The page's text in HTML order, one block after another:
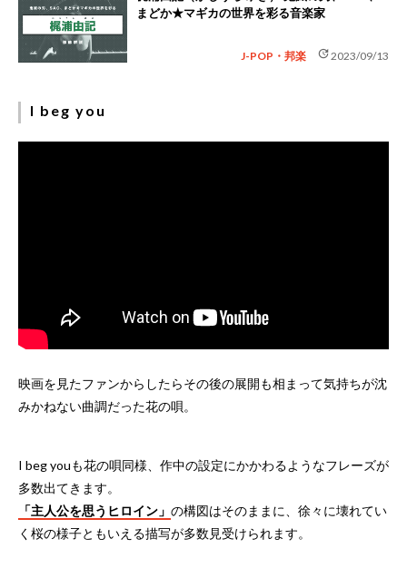
まどか★マギカの世界を彩る音楽家
J-POP・邦楽 update2023/09/13
I beg you
映画を見たファンからしたらその後の展開も相まって気持ちが沈
みかねない曲調だった花の唄。
I beg youも花の唄同様、作中の設定にかかわるようなフレーズが
多数出てきます。
「主人公を思うヒロイン」 の構図はそのままに、徐々に壊れてい
く桜の様子ともいえる描写が多数見受けられます。